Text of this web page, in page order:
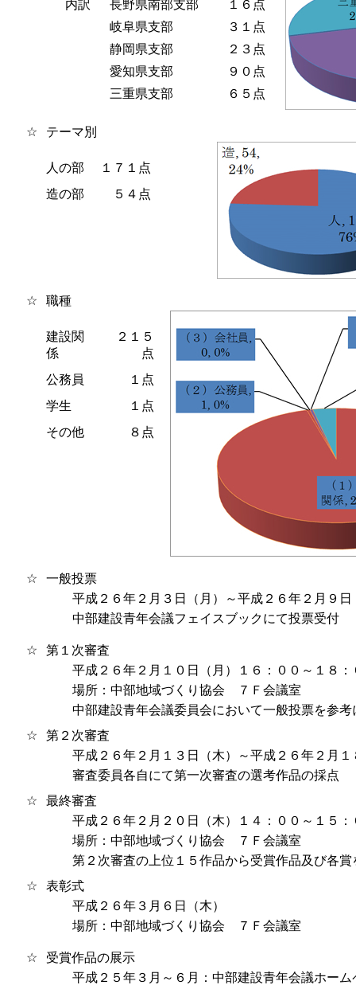
内訳 長野県南部支部
１６点
岐阜県支部
３１点
静岡県支部
２３点
愛知県支部
９０点
三重県支部
６５点
☆ テーマ別
人の部
１７１点
造の部
５４点
☆ 職種
建設関
係
２１５
点
公務員
１点
学生
１点
その他
８点
☆
一般投票
平成２６年２月３日（月）～平成２６年２月９日
中部建設青年会議フェイスブックにて投票受付
☆
第１次審査
平成２６年２月１０日（月）１６：００～１８：
場所：中部地域づくり協会 ７Ｆ会議室
中部建設青年会議委員会において一般投票を参
☆
第２次審査
平成２６年２月１３日（木）～平成２６年２月１
審査委員各自にて第一次審査の選考作品の採点
☆
最終審査
平成２６年２月２０日（木）１４：００～１５：
場所：中部地域づくり協会 ７Ｆ会議室
第２次審査の上位１５作品から受賞作品及び各賞
☆
表彰式
平成２６年３月６日（木）
場所：中部地域づくり協会 ７Ｆ会議室
☆
受賞作品の展示
平成２５年３月～６月：中部建設青年会議ホー